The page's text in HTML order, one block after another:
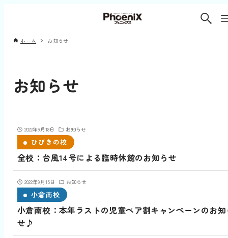
ホーム お知らせ
お知らせ
2022年9月18日 お知らせ
ひびきの校
全校：台風14号による臨時休館のお知らせ
2022年9月15日 お知らせ
小倉南校
小倉南校：本年ラストの児童ペア割キャンペーンのお
せ♪